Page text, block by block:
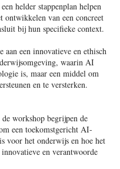
helder stappenplan helpen
ontwikkelen van een concreet
bij hun specifieke context.
aan een innovatieve en ethisch
waarin AI
is, maar een middel om
en te versterken.
workshop begrijpen de
een toekomstgericht AI-
voor het onderwijs en hoe het
en verantwoorde